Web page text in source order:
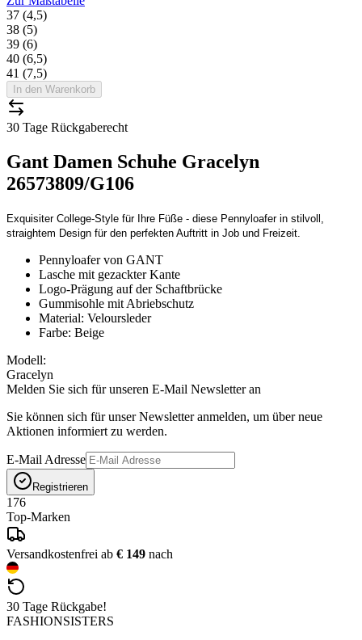
37 (4,5)
38 (5)
39 (6)
40 (6,5)
41 (7,5)
In den Warenkorb
30 Tage Rückgaberecht
Gant Damen Schuhe Gracelyn
26573809/G106
Exquisiter College-Style für Ihre Füße - diese Pennyloafer in stilvoll,
straightem Design für den perfekten Auftritt in Job und Freizeit.
Pennyloafer von GANT
Lasche mit gezackter Kante
Logo-Prägung auf der Schaftbrücke
Gummisohle mit Abriebschutz
Material: Veloursleder
Farbe: Beige
Modell:
Gracelyn
Melden Sie sich für unseren E-Mail Newsletter an
Sie können sich für unser Newsletter anmelden, um über neue
Aktionen informiert zu werden.
E-Mail Adresse
Registrieren
176
Top-Marken
Versandkostenfrei ab € 149 nach
30 Tage Rückgabe!
FASHIONSISTERS